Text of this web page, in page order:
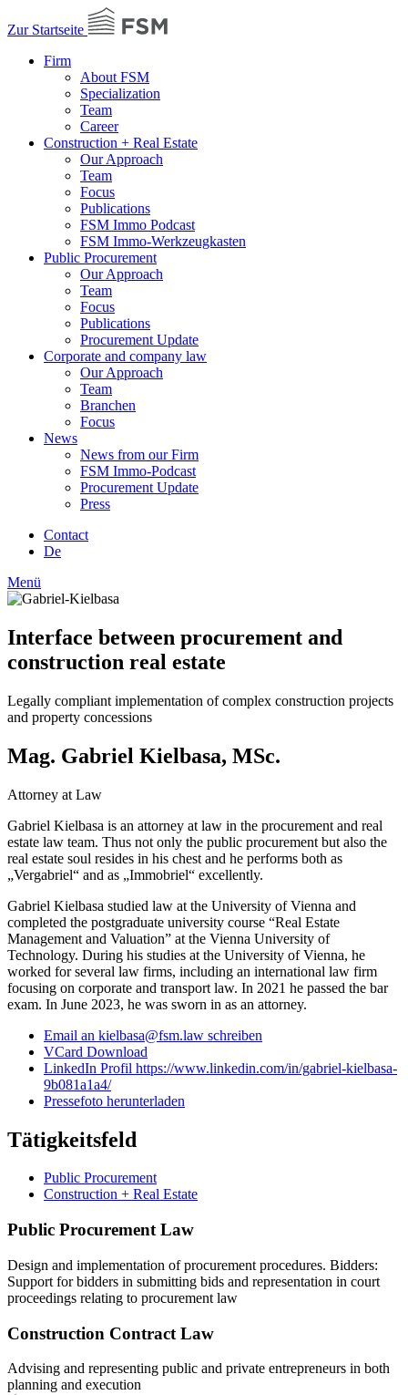
Zur Startseite
Firm
About FSM
Specialization
Team
Career
Construction + Real Estate
Our Approach
Team
Focus
Publications
FSM Immo Podcast
FSM Immo-Werkzeugkasten
Public Procurement
Our Approach
Team
Focus
Publications
Procurement Update
Corporate and company law
Our Approach
Team
Branchen
Focus
News
News from our Firm
FSM Immo-Podcast
Procurement Update
Press
Contact
De
Menü
Interface between procurement and
construction real estate
Legally compliant implementation of complex construction projects
and property concessions
Mag. Gabriel Kielbasa, MSc.
Attorney at Law
Gabriel Kielbasa is an attorney at law in the procurement and real
estate law team. Thus not only the public procurement but also the
real estate soul resides in his chest and he performs both as
„Vergabriel“ and as „Immobriel“ excellently.
Gabriel Kielbasa studied law at the University of Vienna and
completed the postgraduate university course “Real Estate
Management and Valuation” at the Vienna University of
Technology. During his studies at the University of Vienna, he
worked for several law firms, including an international law firm
focusing on corporate and transport law. In 2021 he passed the bar
exam. In June 2023, he was sworn in as an attorney.
Email an kielbasa@fsm.law schreiben
VCard Download
LinkedIn Profil https://www.linkedin.com/in/gabriel-kielbasa-
9b081a1a4/
Pressefoto herunterladen
Tätigkeitsfeld
Public Procurement
Construction + Real Estate
Public Procurement Law
Design and implementation of procurement procedures. Bidders:
Support for bidders in submitting bids and representation in court
proceedings relating to procurement law
Construction Contract Law
Advising and representing public and private entrepreneurs in both
planning and execution